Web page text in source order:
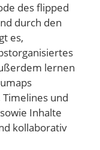
des flipped
durch den
es,
lernen
und
Inhalte
kollaborativ